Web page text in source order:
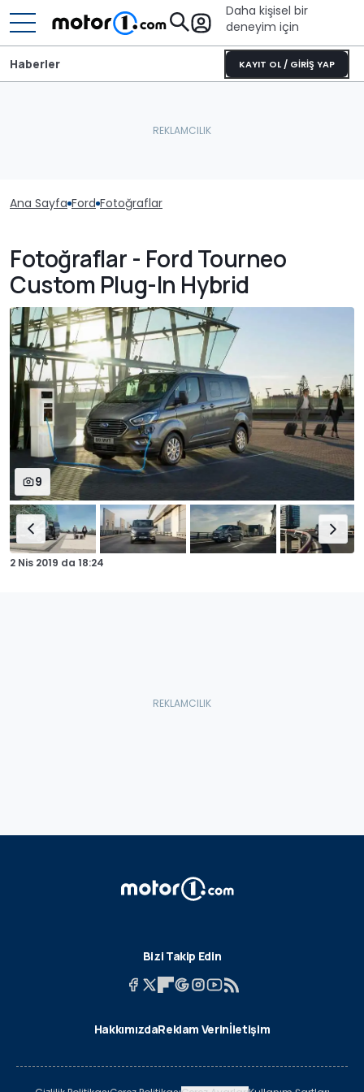
Daha kişisel bir
deneyim için
KAYIT OL / GİRİŞ YAP
Haberler
Ana Sayfa Ford Fotoğraflar
Fotoğraflar - Ford Tourneo
Custom Plug-In Hybrid
9
2 Nis 2019 da 18:24
Bizi Takip Edin
HakkımızdaReklam Verinİletişim